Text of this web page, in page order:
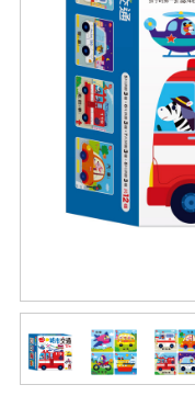
老師您好!!幼教會
海外購物免煩惱